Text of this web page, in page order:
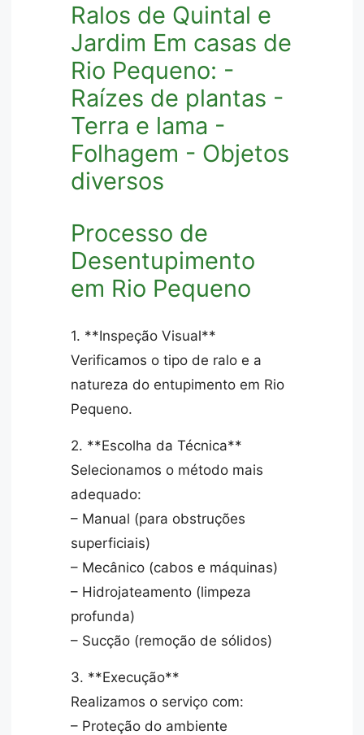
Ralos de Quintal e
Jardim Em casas de
Rio Pequeno: -
Raízes de plantas -
Terra e lama -
Folhagem - Objetos
diversos
Processo de
Desentupimento
em Rio Pequeno
1. **Inspeção Visual**
Verificamos o tipo de ralo e a
natureza do entupimento em Rio
Pequeno.
2. **Escolha da Técnica**
Selecionamos o método mais
adequado:
– Manual (para obstruções
superficiais)
– Mecânico (cabos e máquinas)
– Hidrojateamento (limpeza
profunda)
– Sucção (remoção de sólidos)
3. **Execução**
Realizamos o serviço com:
– Proteção do ambiente